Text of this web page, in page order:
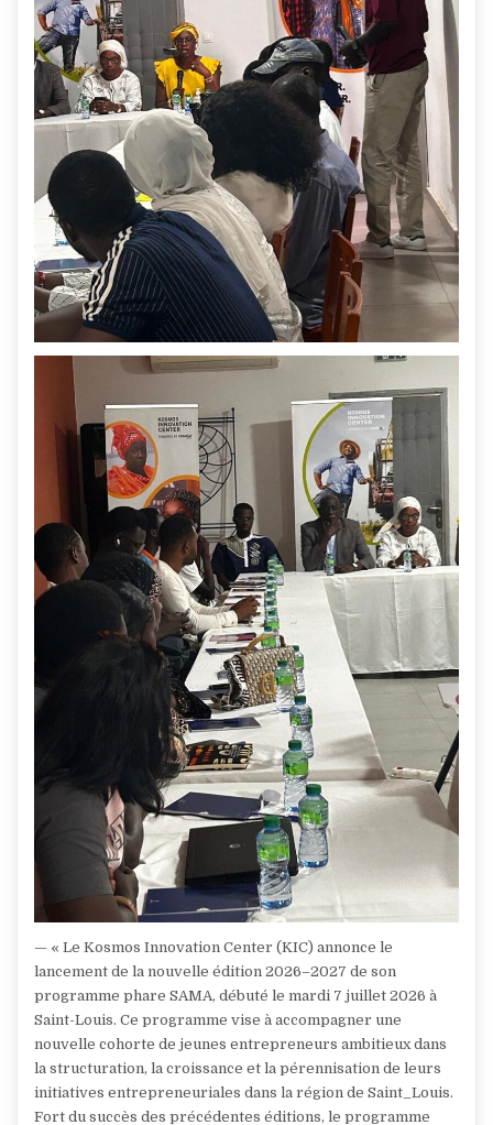
— « Le Kosmos Innovation Center (KIC) annonce le
lancement de la nouvelle édition 2026–2027 de son
programme phare SAMA, débuté le mardi 7 juillet 2026 à
Saint-Louis. Ce programme vise à accompagner une
nouvelle cohorte de jeunes entrepreneurs ambitieux dans
la structuration, la croissance et la pérennisation de leurs
initiatives entrepreneuriales dans la région de Saint_Louis.
Fort du succès des précédentes éditions, le programme